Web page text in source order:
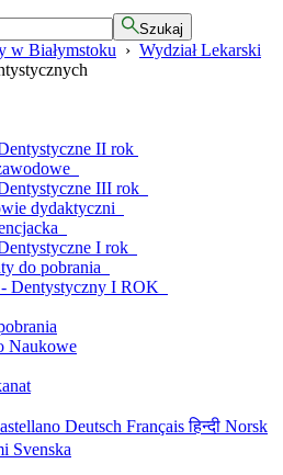
Szukaj
w Białymstoku › Wydział Lekarski
II rok
III rok
dydaktyczni
I rok
do pobrania
Dentystyczny I ROK
Naukowe
Deutsch Françaisहिन्दी Norsk
Svenska